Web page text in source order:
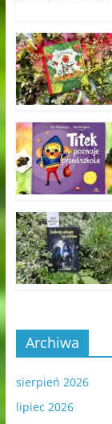
Archiwa
sierpień 2026
lipiec 2026